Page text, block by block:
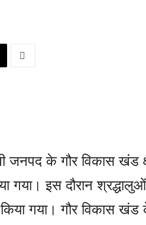
जनपद के गौर विकास खंड
गया। इस दौरान श्रद्धालुओं
गया। गौर विकास